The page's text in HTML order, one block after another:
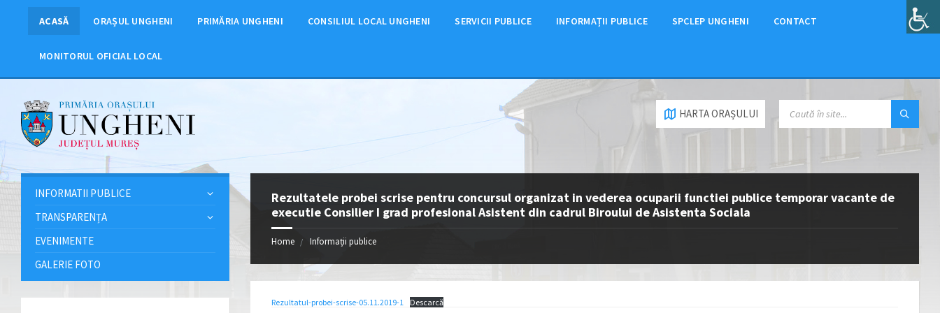
ACASĂ ORAȘUL UNGHENI PRIMĂRIA UNGHENI CONSILIUL LOCAL UNGHENI SERVICII PUBLICE INFORMAȚII PUBLICE SPCLEP UNGHENI CONTACT
MONITORUL OFICIAL LOCAL
HARTA ORAȘULUI
Rezultatele probei scrise pentru concursul organizat in vederea ocuparii functiei publice temporar vacante de
executie Consilier I grad profesional Asistent din cadrul Biroului de Asistenta Sociala
Home Informații publice
Rezultatul-probei-scrise-05.11.2019-1 Descarcă
INFORMATII PUBLICE
TRANSPARENȚA
EVENIMENTE
GALERIE FOTO